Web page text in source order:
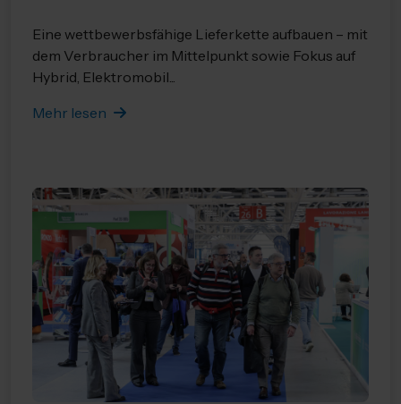
Eine wettbewerbsfähige Lieferkette aufbauen – mit
dem Verbraucher im Mittelpunkt sowie Fokus auf
Hybrid, Elektromobil...
Mehr lesen